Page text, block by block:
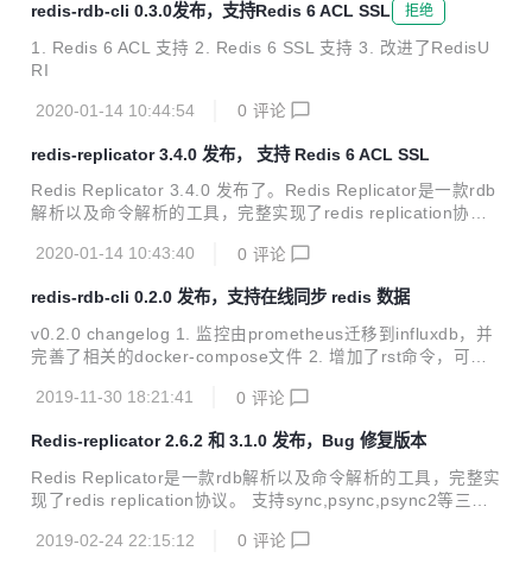
redis-rdb-cli 0.3.0发布，支持Redis 6 ACL SSL 拒绝
1. Redis 6 ACL 支持 2. Redis 6 SSL 支持 3. 改进了RedisU
RI
2020-01-14 10:44:54 0 评论
redis-replicator 3.4.0 发布， 支持 Redis 6 ACL SSL
Redis Replicator 3.4.0 发布了。Redis Replicator是一款rdb
解析以及命令解析的工具，完整实现了redis replication协
b文件备份以及数据同步等功能。 changelog 1. Redis 6 ACL
2020-01-14 10:43:40 0 评论
redis-rdb-cli 0.2.0 发布，支持在线同步 redis 数据
v0.2.0 changelog 1. 监控由prometheus迁移到influxdb，并
完善了相关的docker-compose文件 2. 增加了rst命令，可以
27.0.0.1:6380 -r 3. 增加了ret命令，用户可以自定义同步服
2019-11-30 18:21:41 0 评论
Redis-replicator 2.6.2 和 3.1.0 发布，Bug 修复版本
Redis Replicator是一款rdb解析以及命令解析的工具，完整实
现了redis replication协议。 支持sync,psync,psync2等三种
新日志 3.1.0 1. 修复了同步的offset的bug。 2. 添加了一种方
2019-02-24 22:15:12 0 评论